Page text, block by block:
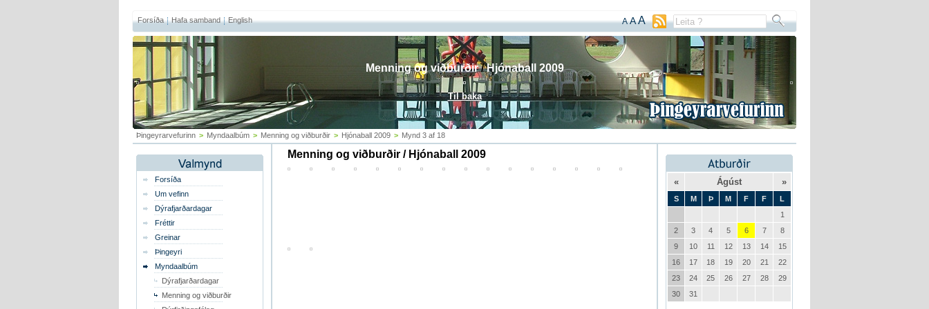
Forsíða Hafa samband English A AA
Þingeyrarvefurinn > Myndaalbúm > Menning og viðburðir > Hjónaball 2009 > Mynd 3 af 18
Forsíða
Um vefinn
Dýrafjarðardagar
Fréttir
Greinar
Þingeyri
Myndaalbúm
Dýrafjarðardagar
Menning og viðburðir
Menning og viðburðir / Hjónaball 2009
Menning og viðburðir/Hjónaball 2009
Til baka
« Ágúst »
S M Þ M F F
L
1
2
3 4 5 6 7
8
9
10 11 12 13 14
15
16
17 18 19 20 21
22
23
24 25 26 27 28
29
30
31